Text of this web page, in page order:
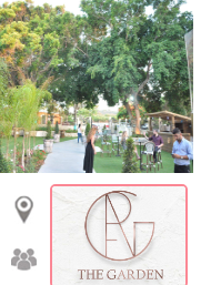
חדש בחוף
מודרני,
חופשית.
שולמית 4, חוף פולג נתניה